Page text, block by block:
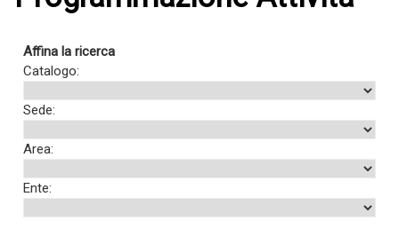
Affina la ricerca
Catalogo:
Sede:
Area:
Ente: